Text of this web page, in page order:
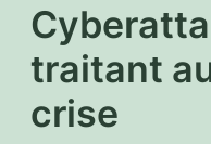
traitant
crise